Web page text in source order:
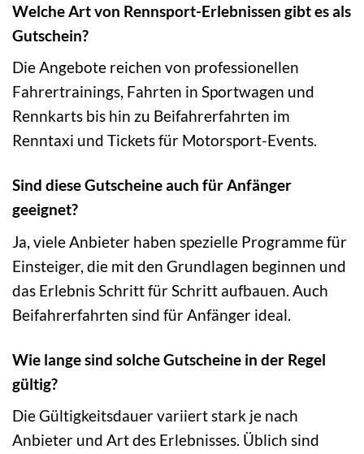
Welche Art von Rennsport-Erlebnissen gibt es als
Gutschein?
Die Angebote reichen von professionellen
Fahrertrainings, Fahrten in Sportwagen und
Rennkarts bis hin zu Beifahrerfahrten im
Renntaxi und Tickets für Motorsport-Events.
Sind diese Gutscheine auch für Anfänger
geeignet?
Ja, viele Anbieter haben spezielle Programme für
Einsteiger, die mit den Grundlagen beginnen und
das Erlebnis Schritt für Schritt aufbauen. Auch
Beifahrerfahrten sind für Anfänger ideal.
Wie lange sind solche Gutscheine in der Regel
gültig?
Die Gültigkeitsdauer variiert stark je nach
Anbieter und Art des Erlebnisses. Üblich sind